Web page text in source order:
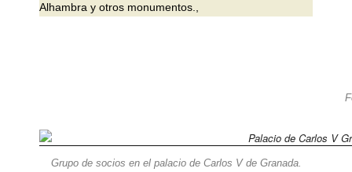
Alhambra y otros monumentos.,
Grupo de socios en el palacio de Carlos V de Granada.